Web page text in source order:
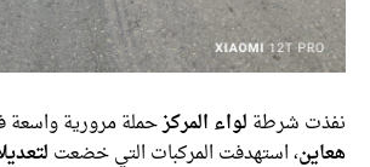
نفذت شرطة لواء المركزحملة مرورية واسعة
هعاين، استهدفت المركبات التي خضعت